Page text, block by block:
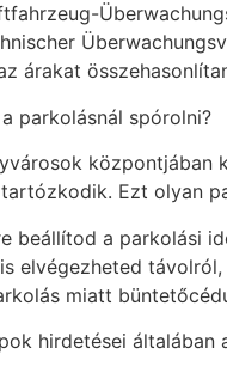
árakat
parkolásnál spórolni?
Ezt olyan
beállítod a parkolási
elvégezheted
miatt
hirdetései